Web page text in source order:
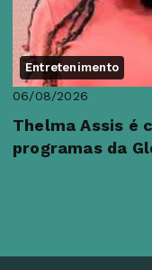
Entretenimento
06/08/2026
Thelma Assis é
programas da